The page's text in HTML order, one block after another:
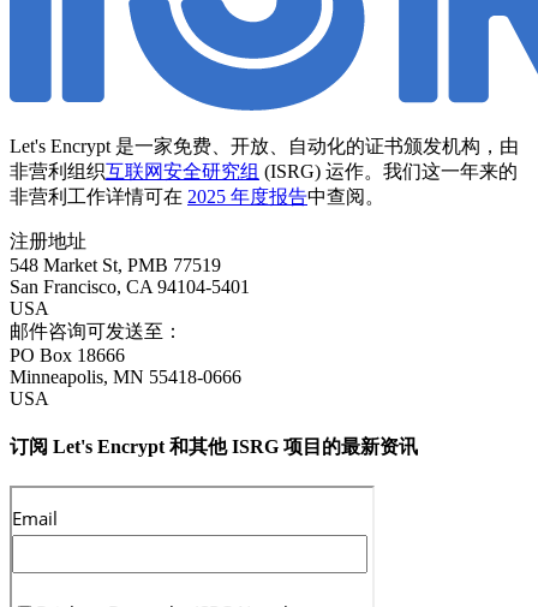
Let's Encrypt 是一家免费、开放、自动化的证书颁发机构，由
非营利组织互联网安全研究组 (ISRG) 运作。我们这一年来的
非营利工作详情可在 2025 年度报告中查阅。
注册地址
548 Market St, PMB 77519
San Francisco, CA 94104-5401
USA
邮件咨询可发送至：
PO Box 18666
Minneapolis, MN 55418-0666
USA
订阅 Let's Encrypt 和其他 ISRG 项目的最新资讯